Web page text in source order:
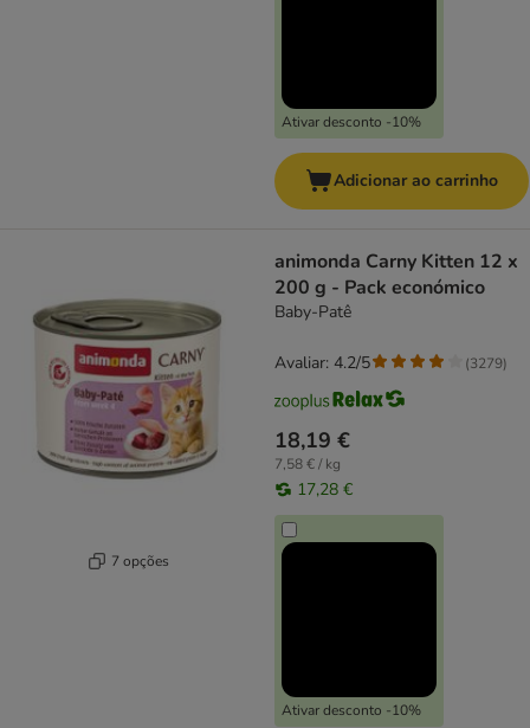
Ativar desconto -10%
Adicionar ao carrinho
7 opções
animonda Carny Kitten 12 x
200 g - Pack económico
Baby-Patê
18,19 €
7,58 € / kg
17,28 €
Ativar desconto -10%
Avaliar: 4.2/5 (3279)